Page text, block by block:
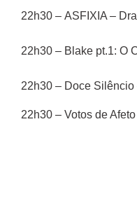
22h30 – ASFIXIA –
22h30 – Blake pt.1: O
22h30 – Doce
22h30 – Votos de